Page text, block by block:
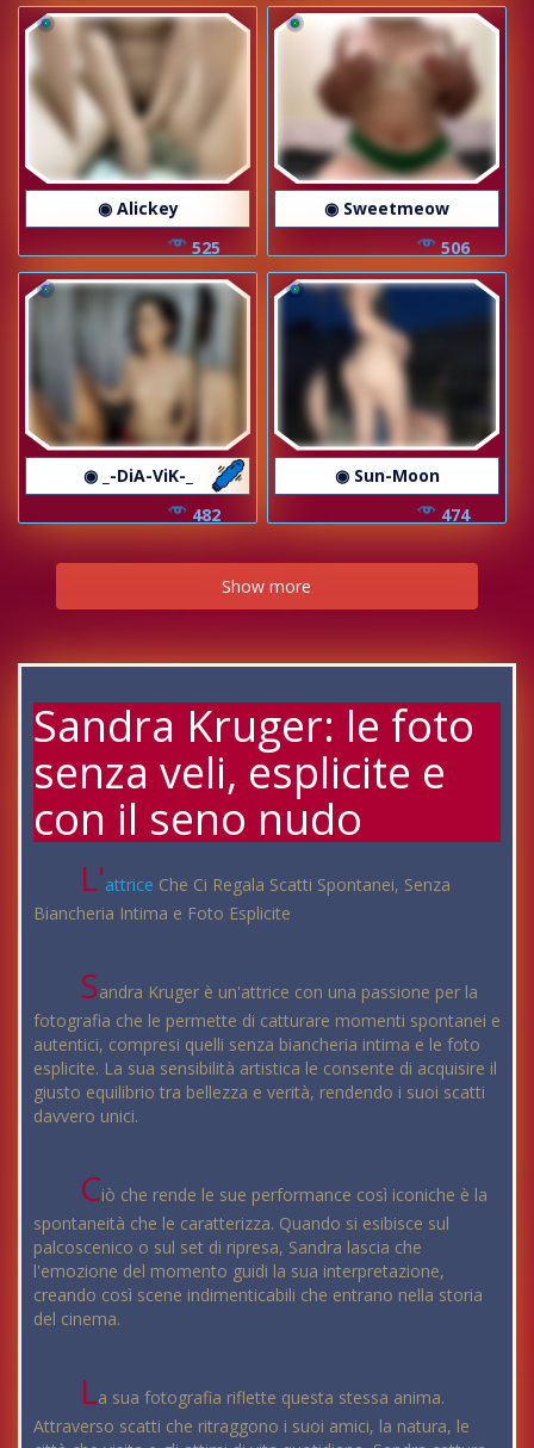
◉ Alickey
525
◉ Sweetmeow
506
◉ _-DiA-ViK-_
482
◉ Sun-Moon
474
Show more
Sandra Kruger: le foto
senza veli, esplicite e
con il seno nudo
L'attrice Che Ci Regala Scatti Spontanei, Senza
Biancheria Intima e Foto Esplicite
Sandra Kruger è un'attrice con una passione per la
fotografia che le permette di catturare momenti spontanei e
autentici, compresi quelli senza biancheria intima e le foto
esplicite. La sua sensibilità artistica le consente di acquisire il
giusto equilibrio tra bellezza e verità, rendendo i suoi scatti
davvero unici.
Ciò che rende le sue performance così iconiche è la
spontaneità che le caratterizza. Quando si esibisce sul
palcoscenico o sul set di ripresa, Sandra lascia che
l'emozione del momento guidi la sua interpretazione,
creando così scene indimenticabili che entrano nella storia
del cinema.
La sua fotografia riflette questa stessa anima.
Attraverso scatti che ritraggono i suoi amici, la natura, le